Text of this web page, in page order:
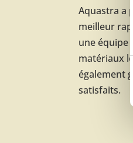
Aquastra a
meilleur
une équipe
matériaux
également
satisfaits.